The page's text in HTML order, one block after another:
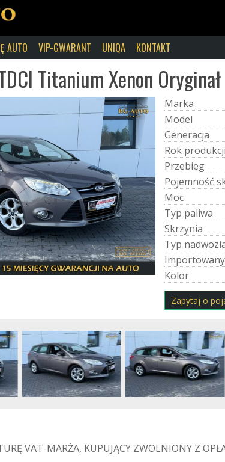
AUTO VIP-GWARANT UNIQA KONTAKT
Titanium Xenon
Marka
Model
Generacja
Rok produkcji
Przebieg
Pojemność s
Moc
Typ paliwa
Skrzynia
Typ nadwozi
Importowany
Kolor
Zapytaj o
VAT-MARŻA, KUPUJĄCY ZWOLNIONY Z